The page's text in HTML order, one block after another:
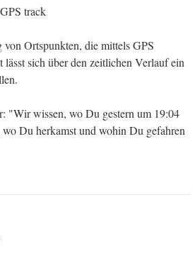
track
Ortspunkten, die mittels GPS
sich über den zeitlichen Verlauf ein
"Wir wissen, wo Du gestern um 19:04
Du herkamst und wohin Du gefahren